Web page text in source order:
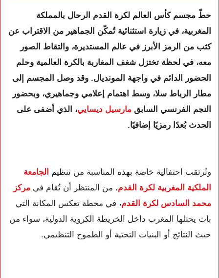
حطّ مجسم كأس العالم لكرة القدم الرحال بالمملكة
المغربية، في زيارة استثنائية تُمكّن الجماهير من الاقتراب عن
كثب من الرمز الأبرز في عالم المستديرة، والتقاط الصور
معه، في لحظة تختزل شغف المغاربة بالكرة العالمية وحلم
الحضور الدائم في واجهة المونديال. وقد وصل المجسم إلى
مطار الرباط سلا، وسط اهتمام إعلامي وجماهيري، وبحضور
النجم الفرنسي السابق مارسيل ديسايي، الذي أضفى على
الحدث بُعدًا رمزيًا إضافيًا.
وتُرتقب احتفالية خاصة بهذه المناسبة من تنظيم
الجامعة
الملكية المغربية لكرة القدم، من المنتظر أن تُقام في مركز
محمد السادس لكرة القدم، في محطة تعكس المكانة التي
بات يحتلها المغرب داخل الخريطة الكروية الدولية، سواء من
حيث النتائج أو البنيات التحتية أو الطموح التنظيمي.